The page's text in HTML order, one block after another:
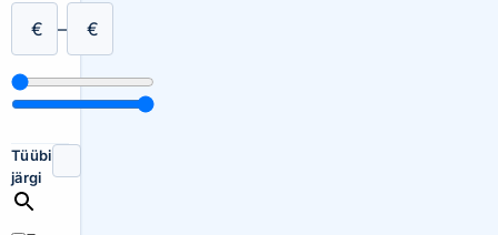
€ – €
Tüübi
järgi